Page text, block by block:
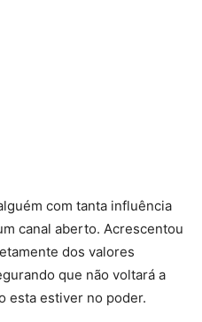
com tanta influência
canal aberto. Acrescentou
dos valores
que não voltará a
esta estiver no poder.